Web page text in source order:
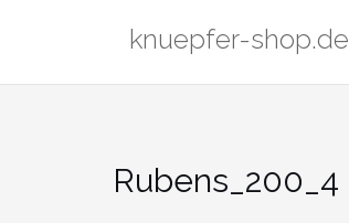
knuepfer-shop.de
Rubens_200_4